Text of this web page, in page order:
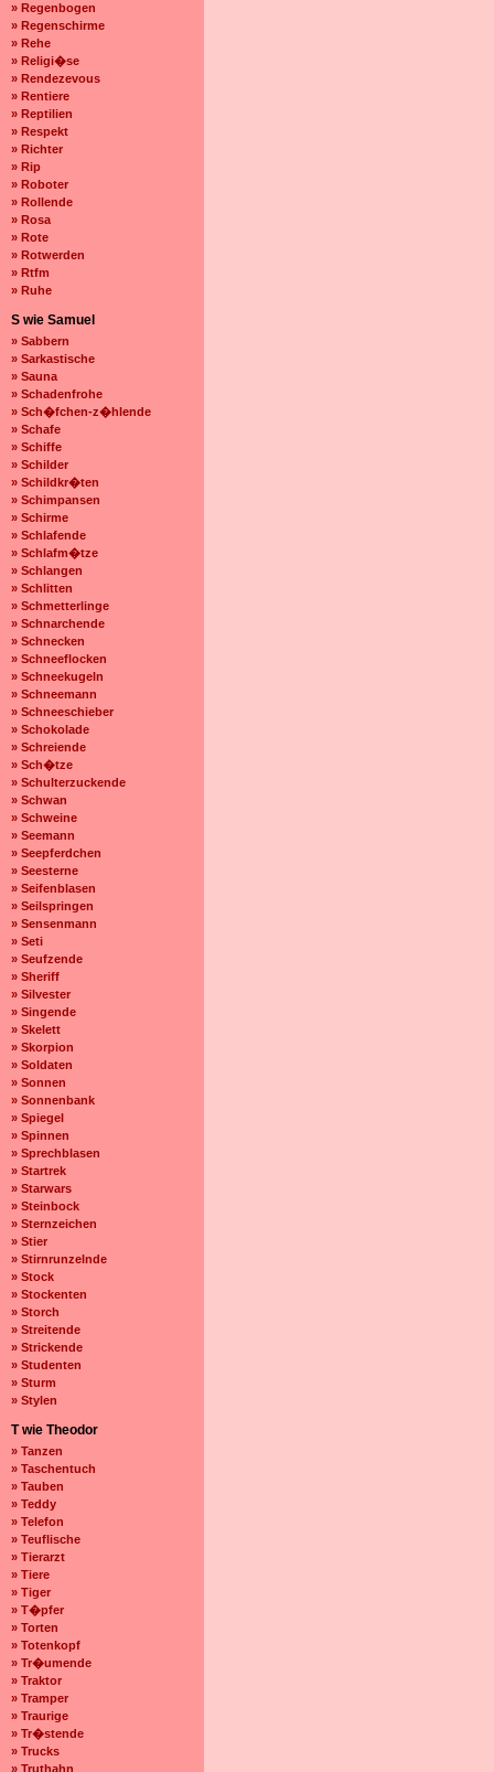
» Regenbogen
» Regenschirme
» Rehe
» Religi�se
» Rendezevous
» Rentiere
» Reptilien
» Respekt
» Richter
» Rip
» Roboter
» Rollende
» Rosa
» Rote
» Rotwerden
» Rtfm
» Ruhe
S wie Samuel
» Sabbern
» Sarkastische
» Sauna
» Schadenfrohe
» Sch�fchen-z�hlende
» Schafe
» Schiffe
» Schilder
» Schildkr�ten
» Schimpansen
» Schirme
» Schlafende
» Schlafm�tze
» Schlangen
» Schlitten
» Schmetterlinge
» Schnarchende
» Schnecken
» Schneeflocken
» Schneekugeln
» Schneemann
» Schneeschieber
» Schokolade
» Schreiende
» Sch�tze
» Schulterzuckende
» Schwan
» Schweine
» Seemann
» Seepferdchen
» Seesterne
» Seifenblasen
» Seilspringen
» Sensenmann
» Seti
» Seufzende
» Sheriff
» Silvester
» Singende
» Skelett
» Skorpion
» Soldaten
» Sonnen
» Sonnenbank
» Spiegel
» Spinnen
» Sprechblasen
» Startrek
» Starwars
» Steinbock
» Sternzeichen
» Stier
» Stirnrunzelnde
» Stock
» Stockenten
» Storch
» Streitende
» Strickende
» Studenten
» Sturm
» Stylen
T wie Theodor
» Tanzen
» Taschentuch
» Tauben
» Teddy
» Telefon
» Teuflische
» Tierarzt
» Tiere
» Tiger
» T�pfer
» Torten
» Totenkopf
» Tr�umende
» Traktor
» Tramper
» Traurige
» Tr�stende
» Trucks
» Truthahn